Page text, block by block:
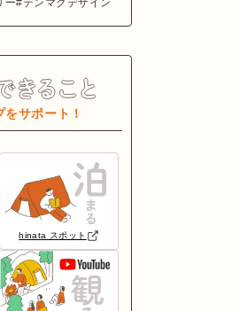
ー テンマクデザイン
サポート！
hinata スポット